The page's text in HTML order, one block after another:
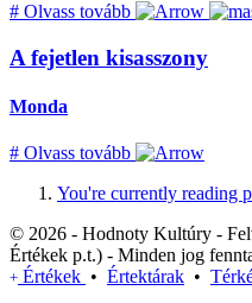
# Olvass tovább
A fejetlen kisasszony
Monda
# Olvass tovább
You're currently reading
© 2026 - Hodnoty Kultúry -
Értékek p.t.) - Minden jog
+ Értékek • Értektárak •